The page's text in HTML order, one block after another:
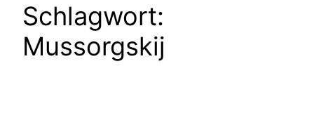
Schlagwort:
Mussorgskij